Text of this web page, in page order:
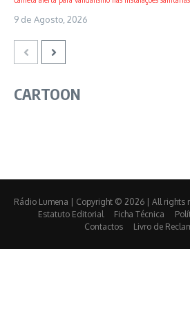
9 de Agosto, 2026
CARTOON
Rádio Lumena | Copyright © 2026 | All rights
Estatuto Editorial
Ficha Técnica
Contactos
Livro de